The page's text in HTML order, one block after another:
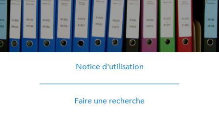
Notice d'utilisation
Faire une recherche